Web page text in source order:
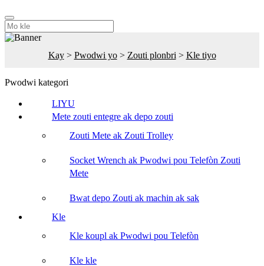
Kay> Pwodwi yo> Zouti plonbri > Kle tiyo
Pwodwi kategori
LIYU
Mete zouti entegre ak depo zouti
Zouti Mete ak Zouti Trolley
Socket Wrench ak Pwodwi pou Telefòn Zouti
Mete
Bwat depo Zouti ak machin ak sak
Kle
Kle koupl ak Pwodwi pou Telefòn
Kle kle